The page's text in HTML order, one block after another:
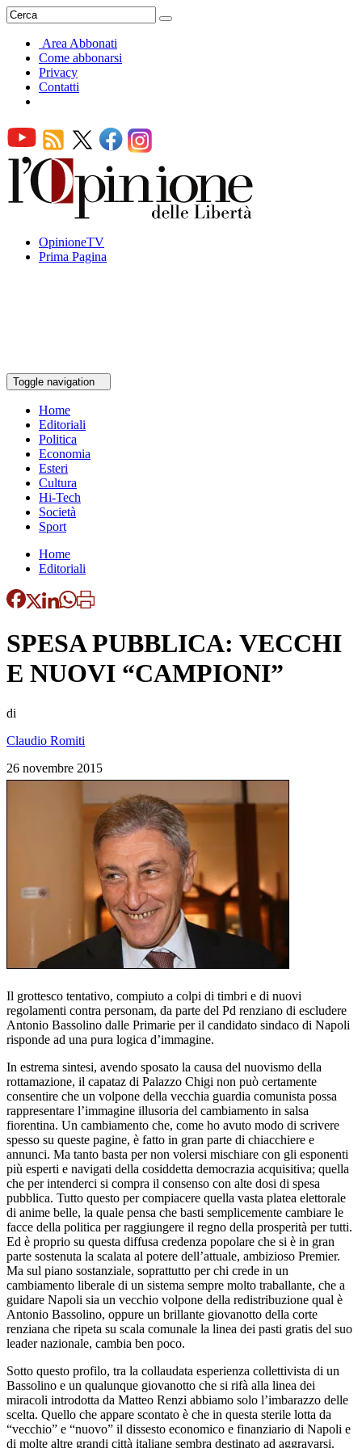
Area Abbonati
Come abbonarsi
Privacy
Contatti
OpinioneTV
Prima Pagina
Toggle navigation
Home
Editoriali
Politica
Economia
Esteri
Cultura
Hi-Tech
Società
Sport
Home
Editoriali
SPESA PUBBLICA: VECCHI
E NUOVI “CAMPIONI”
di
Claudio Romiti
26 novembre 2015
Il grottesco tentativo, compiuto a colpi di timbri e di nuovi
regolamenti contra personam, da parte del Pd renziano di escludere
Antonio Bassolino dalle Primarie per il candidato sindaco di Napoli
risponde ad una pura logica d’immagine.
In estrema sintesi, avendo sposato la causa del nuovismo della
rottamazione, il capataz di Palazzo Chigi non può certamente
consentire che un volpone della vecchia guardia comunista possa
rappresentare l’immagine illusoria del cambiamento in salsa
fiorentina. Un cambiamento che, come ho avuto modo di scrivere
spesso su queste pagine, è fatto in gran parte di chiacchiere e
annunci. Ma tanto basta per non volersi mischiare con gli esponenti
più esperti e navigati della cosiddetta democrazia acquisitiva; quella
che per intenderci si compra il consenso con alte dosi di spesa
pubblica. Tutto questo per compiacere quella vasta platea elettorale
di anime belle, la quale pensa che basti semplicemente cambiare le
facce della politica per raggiungere il regno della prosperità per tutti.
Ed è proprio su questa diffusa credenza popolare che si è in gran
parte sostenuta la scalata al potere dell’attuale, ambizioso Premier.
Ma sul piano sostanziale, soprattutto per chi crede in un
cambiamento liberale di un sistema sempre molto traballante, che a
guidare Napoli sia un vecchio volpone della redistribuzione qual è
Antonio Bassolino, oppure un brillante giovanotto della corte
renziana che ripeta su scala comunale la linea dei pasti gratis del suo
leader nazionale, cambia ben poco.
Sotto questo profilo, tra la collaudata esperienza collettivista di un
Bassolino e un qualunque giovanotto che si rifà alla linea dei
miracoli introdotta da Matteo Renzi abbiamo solo l’imbarazzo delle
scelta. Quello che appare scontato è che in questa sterile lotta da
“vecchio” e “nuovo” il dissesto economico e finanziario di Napoli e
di molte altre grandi città italiane sembra destinato ad aggravarsi.